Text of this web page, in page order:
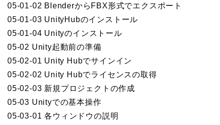
05-01-02 BlenderからFBX形式でエクスポート
05-01-03 UnityHubのインストール
05-01-04 Unityのインストール
05-02 Unity起動前の準備
05-02-01 Unity Hubでサインイン
05-02-02 Unity Hubでライセンスの取得
05-02-03 新規プロジェクトの作成
05-03 Unityでの基本操作
05-03-01 各ウィンドウの説明